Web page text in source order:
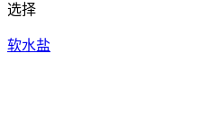
选择
软水盐